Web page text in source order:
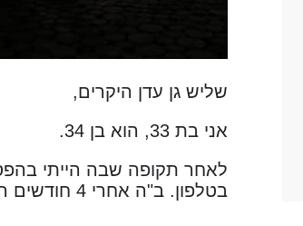
שליש גן עדן היקרים,
אני בת 33, הוא בן 34.
לאחר תקופה שבה הייתי
בטלפון. ב"ה אחרי 4 חודשים החלטנו להתחתן ומאז כל השאר היסטוריה..